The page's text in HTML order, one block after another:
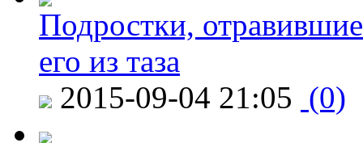
Подростки,
его из таза
2015-09-04 21:05 (0)